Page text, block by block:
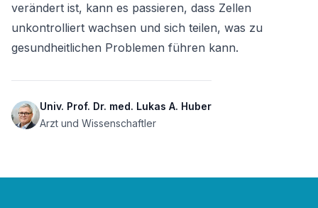
verändert ist, kann es passieren, dass Zellen
unkontrolliert wachsen und sich teilen, was zu
gesundheitlichen Problemen führen kann.
Univ. Prof. Dr. med. Lukas A. Huber
Arzt und Wissenschaftler